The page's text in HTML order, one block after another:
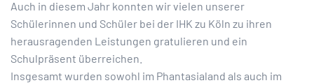
Auch in diesem Jahr konnten wir vielen unserer
Schülerinnen und Schüler bei der IHK zu Köln zu ihren
herausragenden Leistungen gratulieren und ein
Schulpräsent überreichen.
Insgesamt wurden sowohl im Phantasialand als auch im